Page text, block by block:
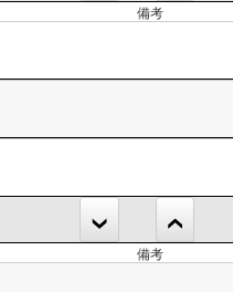
備考
備考